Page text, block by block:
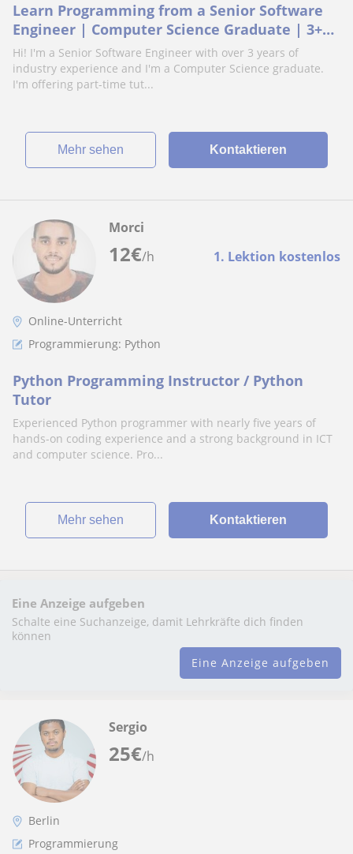
Learn Programming from a Senior Software
Engineer | Computer Science Graduate | 3+
Years Industry Experience
Hi! I'm a Senior Software Engineer with over 3 years of
industry experience and I'm a Computer Science graduate.
I'm offering part-time tut...
Mehr sehen Kontaktieren
12€/h 1. Lektion kostenlos
Morci
Online-Unterricht
Programmierung: Python
Python Programming Instructor / Python
Tutor
Experienced Python programmer with nearly five years of
hands-on coding experience and a strong background in ICT
and computer science. Pro...
Mehr sehen Kontaktieren
Eine Anzeige aufgeben
Schalte eine Suchanzeige, damit Lehrkräfte dich finden
können
Eine Anzeige aufgeben
25€/h
Sergio
Berlin
Programmierung